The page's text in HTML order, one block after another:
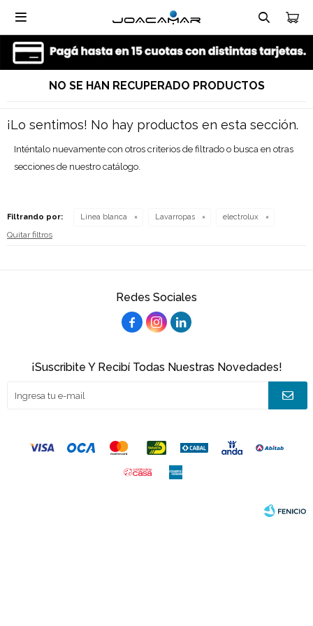

NO SE HAN RECUPERADO PRODUCTOS
¡Lo sentimos! No hay productos en esta sección.
Inténtalo nuevamente con otros criterios de filtrado o busca en otras
secciones de nuestro catálogo.
Filtrando por: Línea blanca Lavarropas electrolux
Quitar filtros
Redes Sociales
  
¡Suscribite Y Recibí Todas Nuestras Novedades!